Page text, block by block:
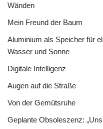
Wänden
Mein Freund der Baum
Aluminium als Speicher für
Wasser und Sonne
Digitale Intelligenz
Augen auf die Straße
Von der Gemütsruhe
Geplante Obsoleszenz: